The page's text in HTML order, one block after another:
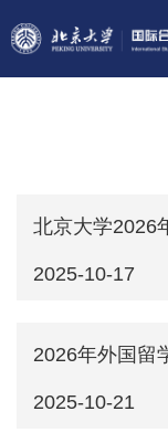
2025-10-17
2025-10-21